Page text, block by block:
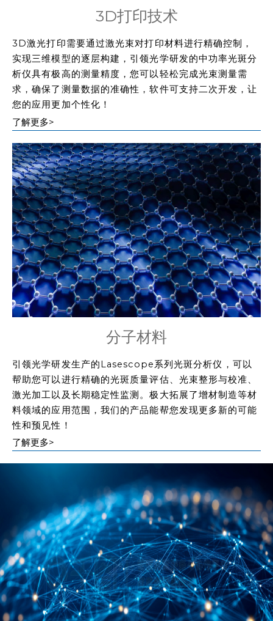
3D打印技术
3D激光打印需要通过激光束对打印材料进行精确控制，
实现三维模型的逐层构建，引领光学研发的中功率光斑分
析仪具有极高的测量精度，您可以轻松完成光束测量需
求，确保了测量数据的准确性，软件可支持二次开发，让
您的应用更加个性化！
了解更多>
分子材料
引领光学研发生产的Lasescope系列光斑分析仪，可以
帮助您可以进行精确的光斑质量评估、光束整形与校准、
激光加工以及长期稳定性监测。极大拓展了增材制造等材
料领域的应用范围，我们的产品能帮您发现更多新的可能
性和预见性！
了解更多>